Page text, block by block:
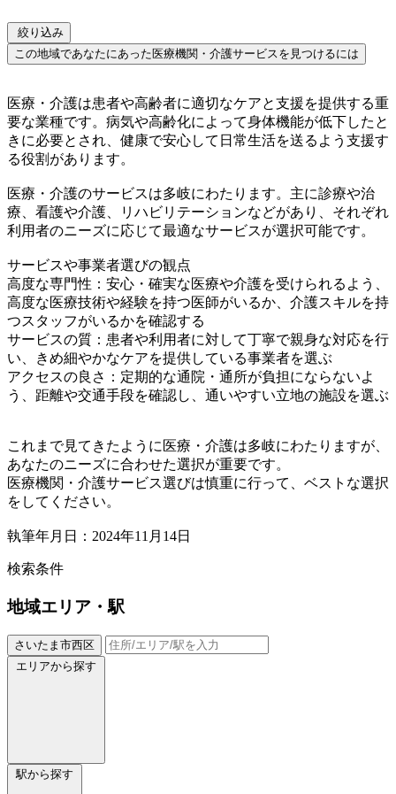
絞り込み
この地域であなたにあった医療機関・介護サービスを見つけるには
医療・介護は患者や高齢者に適切なケアと支援を提供する重
要な業種です。病気や高齢化によって身体機能が低下したと
きに必要とされ、健康で安心して日常生活を送るよう支援す
る役割があります。
医療・介護のサービスは多岐にわたります。主に診療や治
療、看護や介護、リハビリテーションなどがあり、それぞれ
利用者のニーズに応じて最適なサービスが選択可能です。
サービスや事業者選びの観点
高度な専門性：安心・確実な医療や介護を受けられるよう、
高度な医療技術や経験を持つ医師がいるか、介護スキルを持
つスタッフがいるかを確認する
サービスの質：患者や利用者に対して丁寧で親身な対応を行
い、きめ細やかなケアを提供している事業者を選ぶ
アクセスの良さ：定期的な通院・通所が負担にならないよ
う、距離や交通手段を確認し、通いやすい立地の施設を選ぶ
これまで見てきたように医療・介護は多岐にわたりますが、
あなたのニーズに合わせた選択が重要です。
医療機関・介護サービス選びは慎重に行って、ベストな選択
をしてください。
執筆年月日：2024年11月14日
検索条件
地域エリア・駅
さいたま市西区
エリアから探す
駅から探す